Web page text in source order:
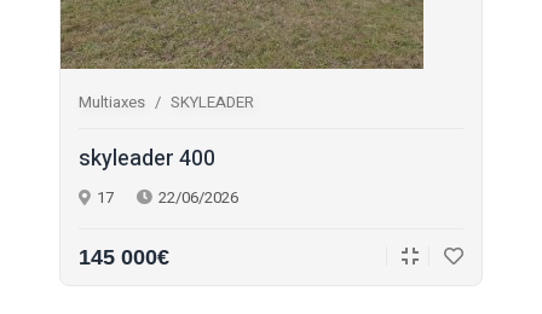
Multiaxes SKYLEADER
skyleader 400
17 22/06/2026
145 000€